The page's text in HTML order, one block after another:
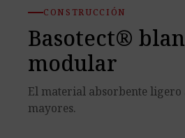
CONSTRUCCIÓN
Basotect®
modular
El material absorbente
mayores.